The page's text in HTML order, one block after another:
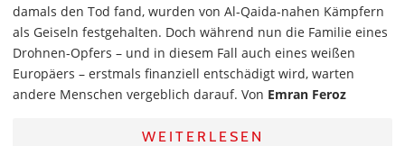
damals den Tod fand, wurden von Al-Qaida-nahen Kämpfern
als Geiseln festgehalten. Doch während nun die Familie eines
Drohnen-Opfers – und in diesem Fall auch eines weißen
Europäers – erstmals finanziell entschädigt wird, warten
andere Menschen vergeblich darauf. Von Emran Feroz
WEITERLESEN